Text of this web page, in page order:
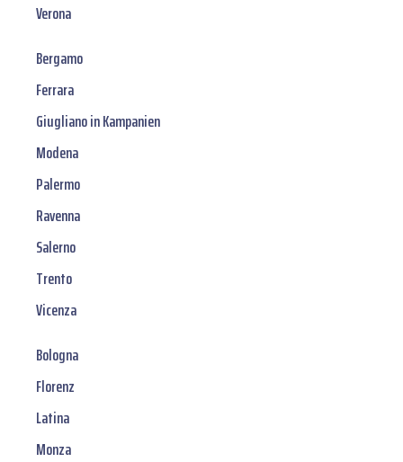
Verona
Bergamo
Ferrara
Giugliano in Kampanien
Modena
Palermo
Ravenna
Salerno
Trento
Vicenza
Bologna
Florenz
Latina
Monza